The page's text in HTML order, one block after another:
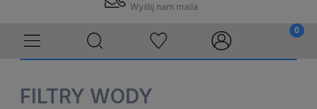
Wyślij nam maila
FILTRY WODY